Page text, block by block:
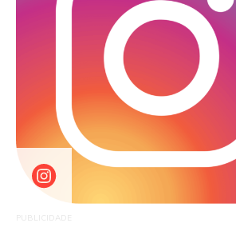
PUBLICIDADE